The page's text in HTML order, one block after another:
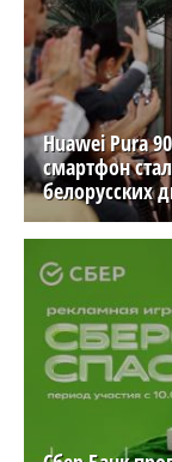
Huawei Pura
смартфон
белорусских